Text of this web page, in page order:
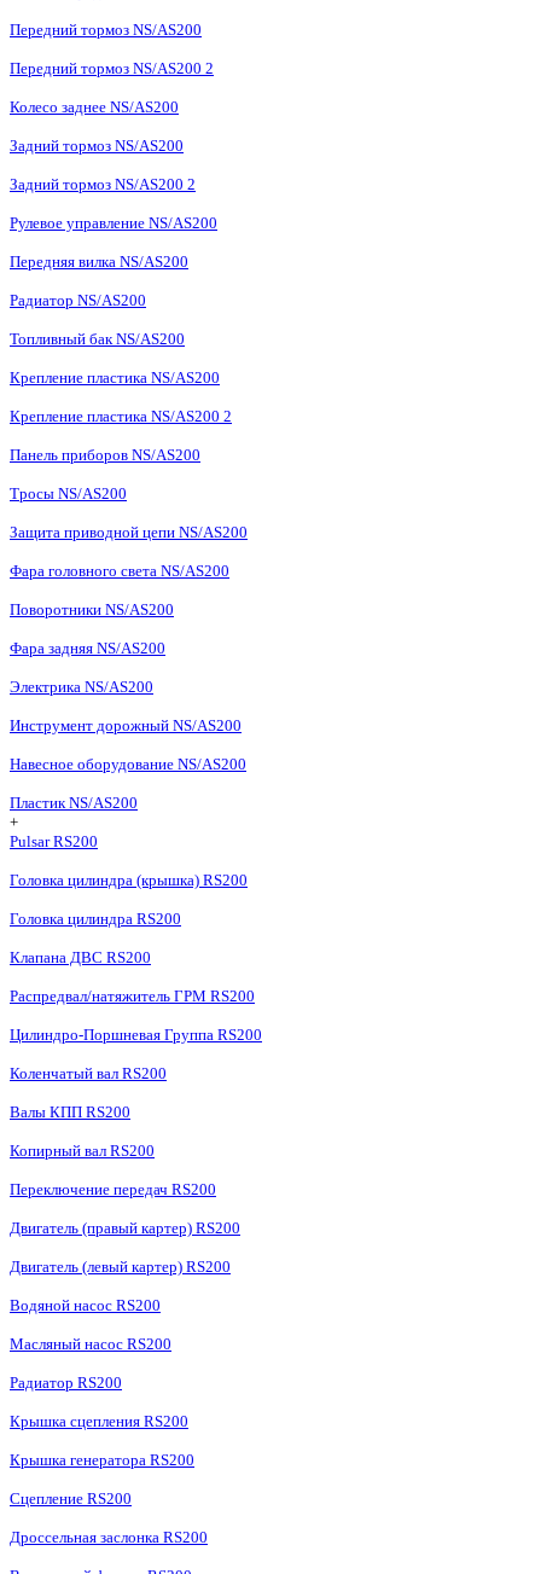
Передний тормоз NS/AS200
Передний тормоз NS/AS200 2
Колесо заднее NS/AS200
Задний тормоз NS/AS200
Задний тормоз NS/AS200 2
Рулевое управление NS/AS200
Передняя вилка NS/AS200
Радиатор NS/AS200
Топливный бак NS/AS200
Крепление пластика NS/AS200
Крепление пластика NS/AS200 2
Панель приборов NS/AS200
Тросы NS/AS200
Защита приводной цепи NS/AS200
Фара головного света NS/AS200
Поворотники NS/AS200
Фара задняя NS/AS200
Электрика NS/AS200
Инструмент дорожный NS/AS200
Навесное оборудование NS/AS200
Пластик NS/AS200
+
Pulsar RS200
Головка цилиндра (крышка) RS200
Головка цилиндра RS200
Клапана ДВС RS200
Распредвал/натяжитель ГРМ RS200
Цилиндро-Поршневая Группа RS200
Коленчатый вал RS200
Валы КПП RS200
Копирный вал RS200
Переключение передач RS200
Двигатель (правый картер) RS200
Двигатель (левый картер) RS200
Водяной насос RS200
Масляный насос RS200
Радиатор RS200
Крышка сцепления RS200
Крышка генератора RS200
Сцепление RS200
Дроссельная заслонка RS200